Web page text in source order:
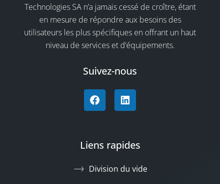
Technologies SA n’a jamais cessé de croître, étant
en mesure de répondre aux besoins des
utilisateurs les plus spécifiques en offrant un haut
niveau de services et d’équipements.
Suivez-nous
Liens rapides
Division du vide